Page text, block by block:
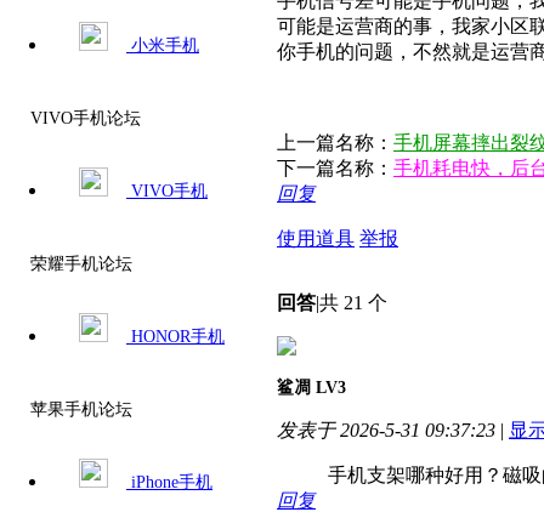
小米手机
VIVO手机论坛
VIVO手机
荣耀手机论坛
HONOR手机
苹果手机论坛
iPhone手机
可能是运营商的事，我家小区
你手机的问题，不然就是运营
上一篇名称： 手机屏幕摔出裂
下一篇名称： 手机耗电快，后
回复
使用道具 举报
回答|共 21 个
鲨凋 LV3
发表于 2026-5-31 09:37:23 | 显
手机支架哪种好用？磁
回复